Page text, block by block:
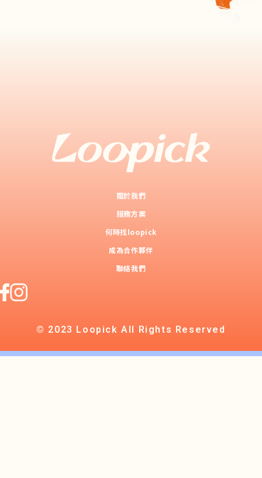
關於我們
服務方案
何時找loopick
成為合作夥伴
聯絡我們
© 2023 Loopick All Rights Reserved